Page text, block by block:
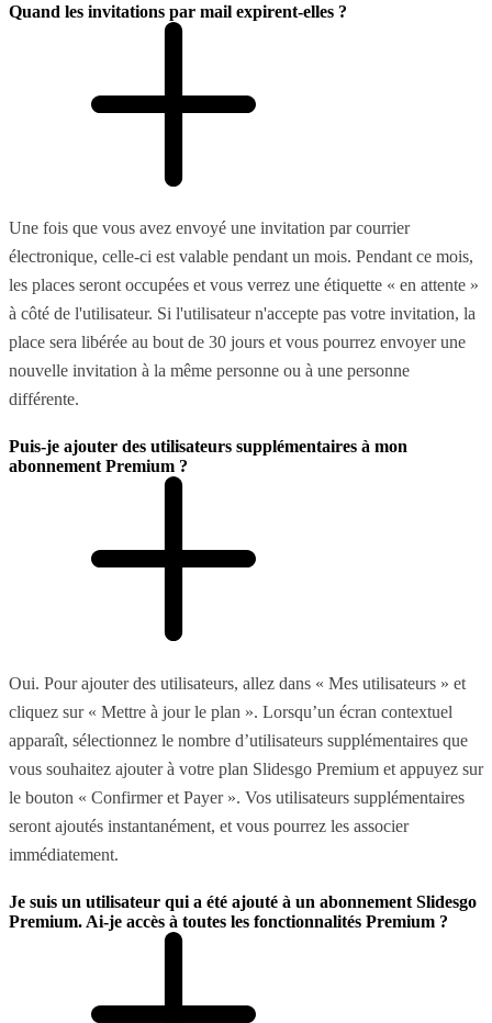
Quand les invitations par mail expirent-elles ?
Une fois que vous avez envoyé une invitation par courrier
électronique, celle-ci est valable pendant un mois. Pendant ce mois,
les places seront occupées et vous verrez une étiquette « en attente »
à côté de l'utilisateur. Si l'utilisateur n'accepte pas votre invitation, la
place sera libérée au bout de 30 jours et vous pourrez envoyer une
nouvelle invitation à la même personne ou à une personne
différente.
Puis-je ajouter des utilisateurs supplémentaires à mon
abonnement Premium ?
Oui. Pour ajouter des utilisateurs, allez dans « Mes utilisateurs » et
cliquez sur « Mettre à jour le plan ». Lorsqu’un écran contextuel
apparaît, sélectionnez le nombre d’utilisateurs supplémentaires que
vous souhaitez ajouter à votre plan Slidesgo Premium et appuyez sur
le bouton « Confirmer et Payer ». Vos utilisateurs supplémentaires
seront ajoutés instantanément, et vous pourrez les associer
immédiatement.
Je suis un utilisateur qui a été ajouté à un abonnement Slidesgo
Premium. Ai-je accès à toutes les fonctionnalités Premium ?